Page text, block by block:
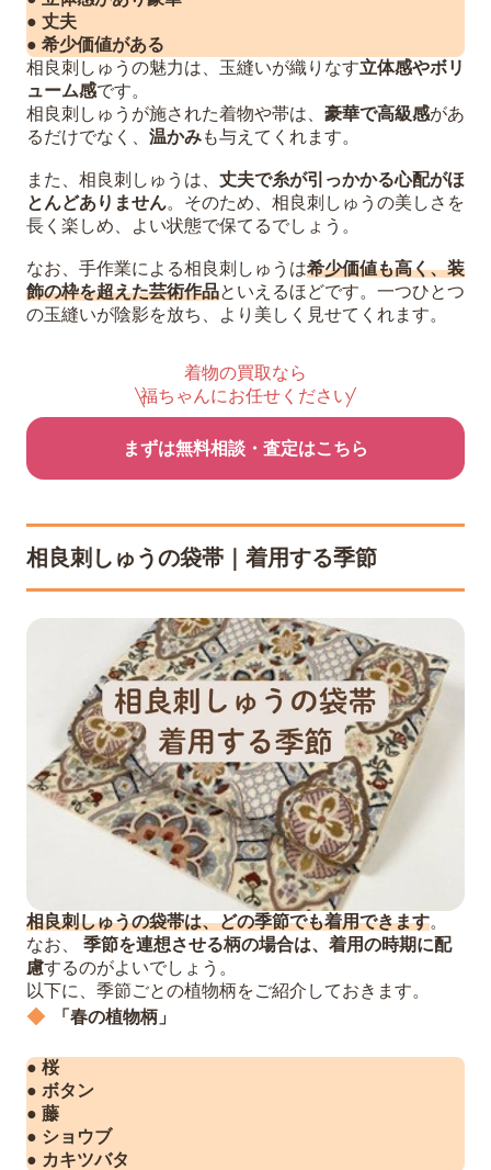
● 丈夫
● 希少価値がある
相良刺しゅうの魅力は、玉縫いが織りなす立体感やボリ
ューム感です。
相良刺しゅうが施された着物や帯は、 豪華で高級感があ
るだけでなく、 温かみも与えてくれます。
また、相良刺しゅうは、 丈夫で糸が引っかかる心配がほ
とんどありません。そのため、相良刺しゅうの美しさを
長く楽しめ、よい状態で保てるでしょう。
なお、手作業による相良刺しゅうは希少価値も高く、装
飾の枠を超えた芸術作品といえるほどです。一つひとつ
の玉縫いが陰影を放ち、より美しく見せてくれます。
着物の買取なら
福ちゃんにお任せください
まずは無料相談・査定はこちら
相良刺しゅうの袋帯｜着用する季節
相良刺しゅうの袋帯は、どの季節でも着用できます。
なお、
季節を連想させる柄の場合は、着用の時期に配
慮するのがよいでしょう。
以下に、季節ごとの植物柄をご紹介しておきます。
「春の植物柄」
● 桜
● ボタン
● 藤
● ショウブ
● カキツバタ